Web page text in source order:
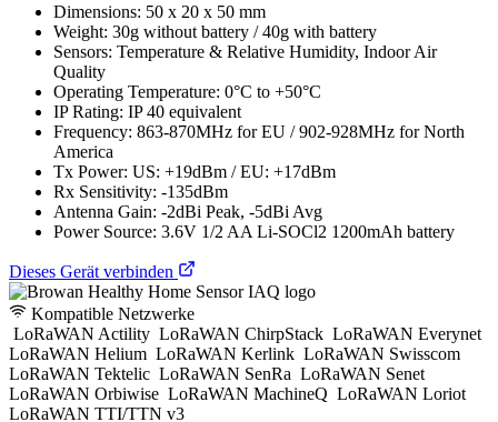
Dimensions: 50 x 20 x 50 mm
Weight: 30g without battery / 40g with battery
Sensors: Temperature & Relative Humidity, Indoor Air
Quality
Operating Temperature: 0°C to +50°C
IP Rating: IP 40 equivalent
Frequency: 863-870MHz for EU / 902-928MHz for North
America
Tx Power: US: +19dBm / EU: +17dBm
Rx Sensitivity: -135dBm
Antenna Gain: -2dBi Peak, -5dBi Avg
Power Source: 3.6V 1/2 AA Li-SOCl2 1200mAh battery
Dieses Gerät verbinden
Kompatible Netzwerke
LoRaWAN Actility LoRaWAN ChirpStack LoRaWAN Everynet
LoRaWAN Helium LoRaWAN Kerlink LoRaWAN Swisscom
LoRaWAN Tektelic LoRaWAN SenRa LoRaWAN Senet
LoRaWAN Orbiwise LoRaWAN MachineQ LoRaWAN Loriot
LoRaWAN TTI/TTN v3